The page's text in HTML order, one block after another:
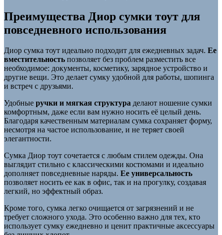
Преимущества Диор сумки тоут для
повседневного использования
Диор сумка тоут идеально подходит для ежедневных задач. Ее
вместительность позволяет без проблем разместить все
необходимое: документы, косметику, зарядное устройство и
другие вещи. Это делает сумку удобной для работы, шопинга
и встреч с друзьями.
Удобные ручки и мягкая структура делают ношение сумки
комфортным, даже если вам нужно носить её целый день.
Благодаря качественным материалам сумка сохраняет форму,
несмотря на частое использование, и не теряет своей
элегантности.
Сумка Диор тоут сочетается с любым стилем одежды. Она
выглядит стильно с классическими костюмами и идеально
дополняет повседневные наряды. Ее универсальность
позволяет носить ее как в офис, так и на прогулку, создавая
легкий, но эффектный образ.
Кроме того, сумка легко очищается от загрязнений и не
требует сложного ухода. Это особенно важно для тех, кто
использует сумку ежедневно и ценит практичные аксессуары